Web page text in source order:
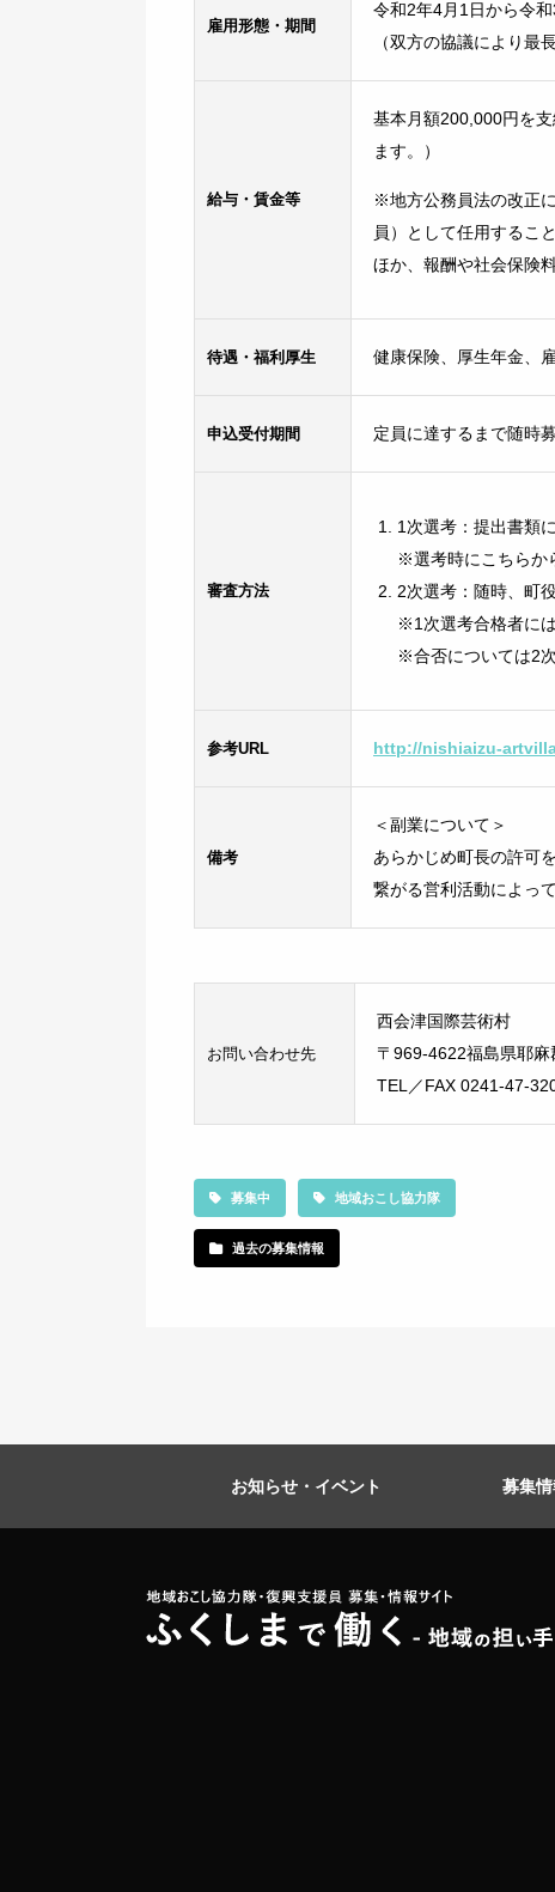
雇用形態・期間
令和2年4月1日から令
（双方の協議により最
給与・賃金等
基本月額200,000円を
ます。）
※地方公務員法の改正
員）として任用するこ
ほか、報酬や社会保険
待遇・福利厚生 健康保険、厚生年金、
申込受付期間 定員に達するまで随時
審査方法
1次選考：提出書類
※選考時にこちらか
2次選考：随時、町
※1次選考合格者に
※合否については2
参考URL http://nishiaizu-
備考
＜副業について＞
あらかじめ町長の許可
繋がる営利活動によっ
お問い合わせ先
西会津国際芸術村
〒969-4622福島県耶
TEL／FAX 0241-47-
募集中 地域おこし協力隊
過去の募集情報
お知らせ・イベント 募集